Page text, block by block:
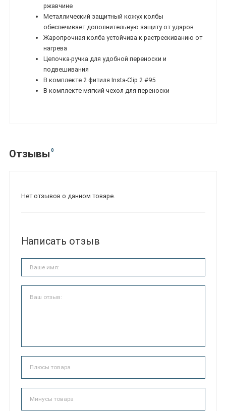
ржавчине
Металлический защитный кожух колбы
обеспечивает дополнительную защиту от ударов
Жаропрочная колба устойчива к растрескиванию от
нагрева
Цепочка-ручка для удобной переноски и
подвешивания
В комплекте 2 фитиля Insta-Clip 2 #95
В комплекте мягкий чехол для переноски
Отзывы 0
Нет отзывов о данном товаре.
Написать отзыв